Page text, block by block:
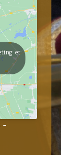
et
-